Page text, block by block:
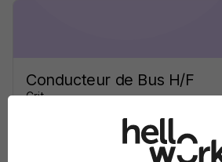
Conducteur de Bus H/F
Crit
Dol-de-Bretagne - 35 Intérim